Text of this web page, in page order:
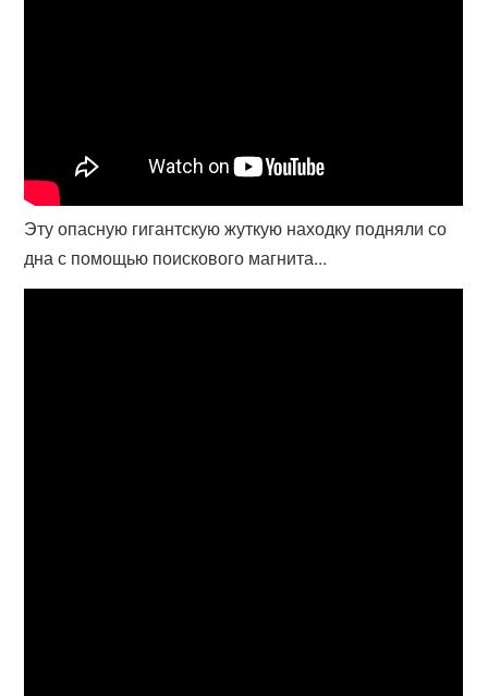
Эту опасную гигантскую жуткую находку подняли со
дна с помощью поискового магнита...